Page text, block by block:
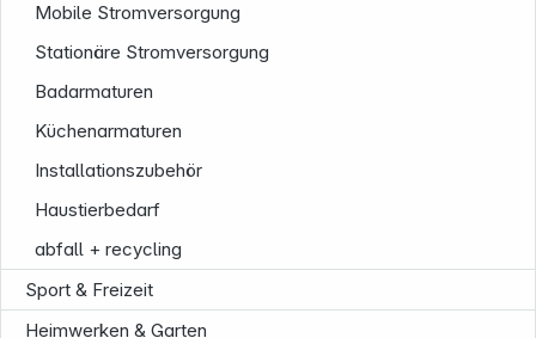
Mobile Stromversorgung
Stationäre Stromversorgung
Badarmaturen
Küchenarmaturen
Installationszubehör
Haustierbedarf
abfall + recycling
Sport & Freizeit
Heimwerken & Garten
Rechtliches